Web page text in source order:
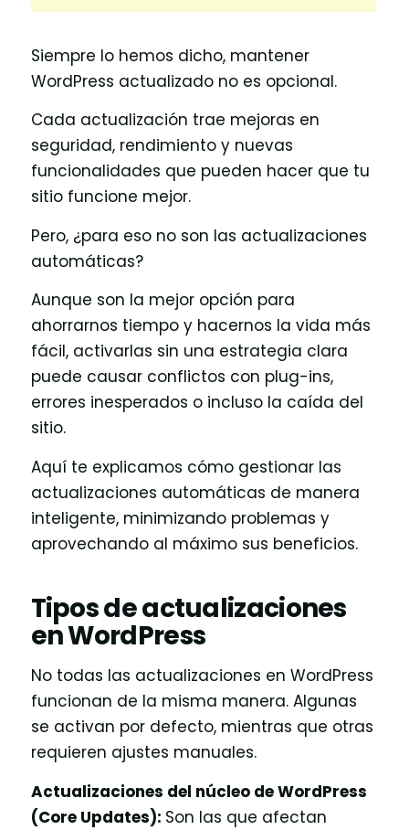
Siempre lo hemos dicho, mantener
WordPress actualizado no es opcional.
Cada actualización trae mejoras en
seguridad, rendimiento y nuevas
funcionalidades que pueden hacer que tu
sitio funcione mejor.
Pero, ¿para eso no son las actualizaciones
automáticas?
Aunque son la mejor opción para
ahorrarnos tiempo y hacernos la vida más
fácil, activarlas sin una estrategia clara
puede causar conflictos con plug-ins,
errores inesperados o incluso la caída del
sitio.
Aquí te explicamos cómo gestionar las
actualizaciones automáticas de manera
inteligente, minimizando problemas y
aprovechando al máximo sus beneficios.
Tipos de actualizaciones
en WordPress
No todas las actualizaciones en WordPress
funcionan de la misma manera. Algunas
se activan por defecto, mientras que otras
requieren ajustes manuales.
Actualizaciones del núcleo de WordPress
(Core Updates): Son las que afectan